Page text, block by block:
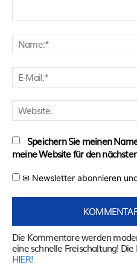
Speichern Sie meinen
meine Website für den
✉ Newsletter abonnieren
Die Kommentare werden
eine schnelle Freischaltung!
HIER!